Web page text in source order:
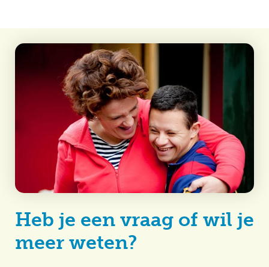
Heb je een vraag of wil je
meer weten?